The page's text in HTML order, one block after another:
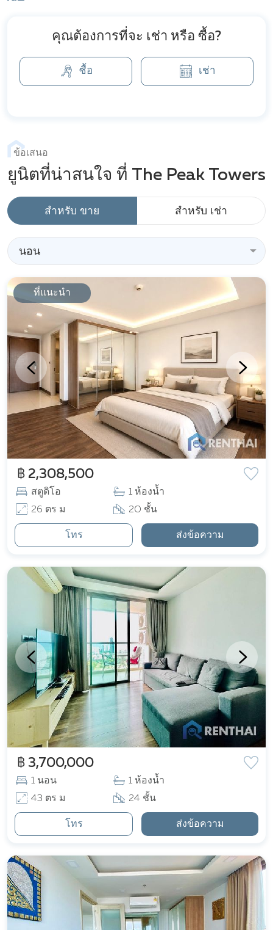
คุณต้องการที่จะ เช่า หรือ ซื้อ?
ซื้อ เช่า
ข้อเสนอ
ยูนิตที่น่าสนใจ ที่ The Peak Towers
สำหรับ ขาย สำหรับ เช่า
นอน
ที่แนะนำ
฿ 2,308,500
สตูดิโอ
1 ห้องน้ำ
26 ตร ม
20 ชั้น
โทร ส่งข้อความ
฿ 3,700,000
1 นอน
1 ห้องน้ำ
43 ตร ม
24 ชั้น
โทร ส่งข้อความ